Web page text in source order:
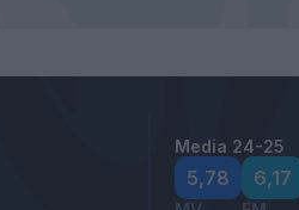
Media 24-25
5,78 6,17